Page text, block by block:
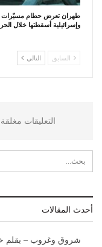
طهران تعرض حطام مسيّرات
وإسرائيلية أسقطتها خلال
السابق التالي
التعليقات
أحدث المقالات
شروق وغروب – بقلم